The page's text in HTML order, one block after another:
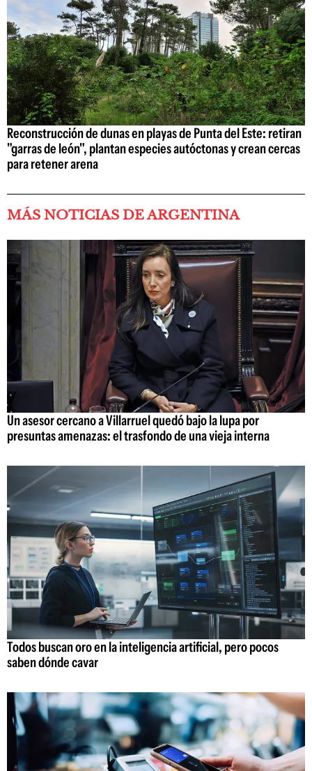
Reconstrucción de dunas en playas de Punta del Este: retiran
"garras de león", plantan especies autóctonas y crean cercas
para retener arena
MÁS NOTICIAS DE ARGENTINA
Un asesor cercano a Villarruel quedó bajo la lupa por
presuntas amenazas: el trasfondo de una vieja interna
Todos buscan oro en la inteligencia artificial, pero pocos
saben dónde cavar